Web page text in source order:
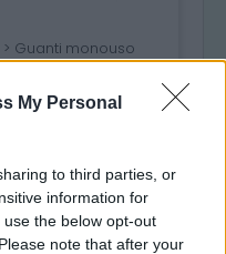
My Personal
to third parties, or
information for
the below opt-out
note that after your
Guanti monouso
lattice con
in lattice
Polsino